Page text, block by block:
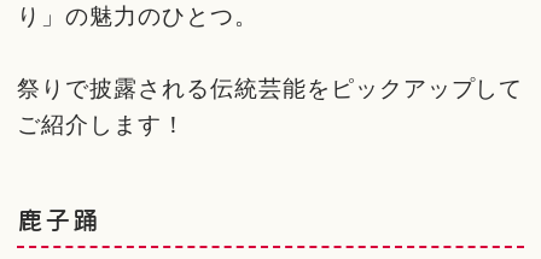
り」の魅力のひとつ。
祭りで披露される伝統芸能をピックアップして
ご紹介します！
鹿子踊